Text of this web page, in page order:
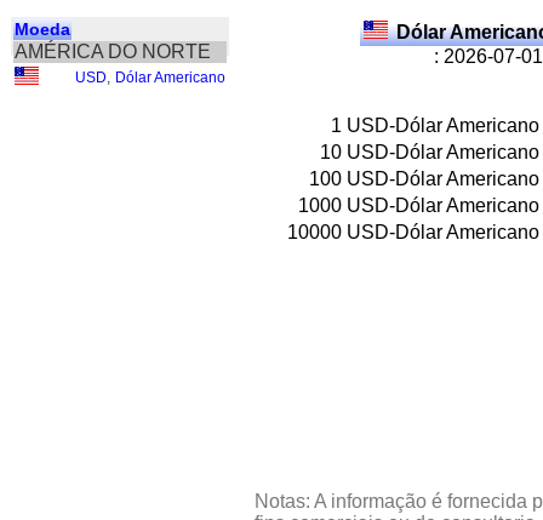
Moeda
AMÉRICA DO NORTE
USD Dólar Americano
Dólar
: 2026-07-
1 USD-Dólar Americano
10 USD-Dólar Americano
100 USD-Dólar Americano
1000 USD-Dólar Americano
10000 USD-Dólar Americano
Notas: A informação é fornecida